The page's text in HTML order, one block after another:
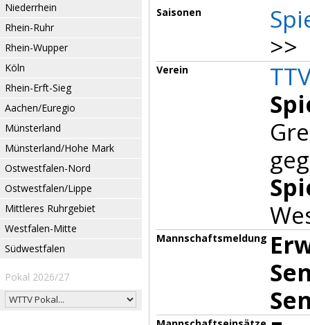
Niederrhein
Rhein-Ruhr
Rhein-Wupper
Köln
Rhein-Erft-Sieg
Aachen/Euregio
Münsterland
Münsterland/Hohe Mark
Ostwestfalen-Nord
Ostwestfalen/Lippe
Mittleres Ruhrgebiet
Westfalen-Mitte
Südwestfalen
Pokal 2026/27
Saisonen
>>
Verein
Mannschaftsmeldung